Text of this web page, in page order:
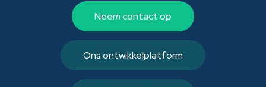
Neem contact op
Ons ontwikkelplatform